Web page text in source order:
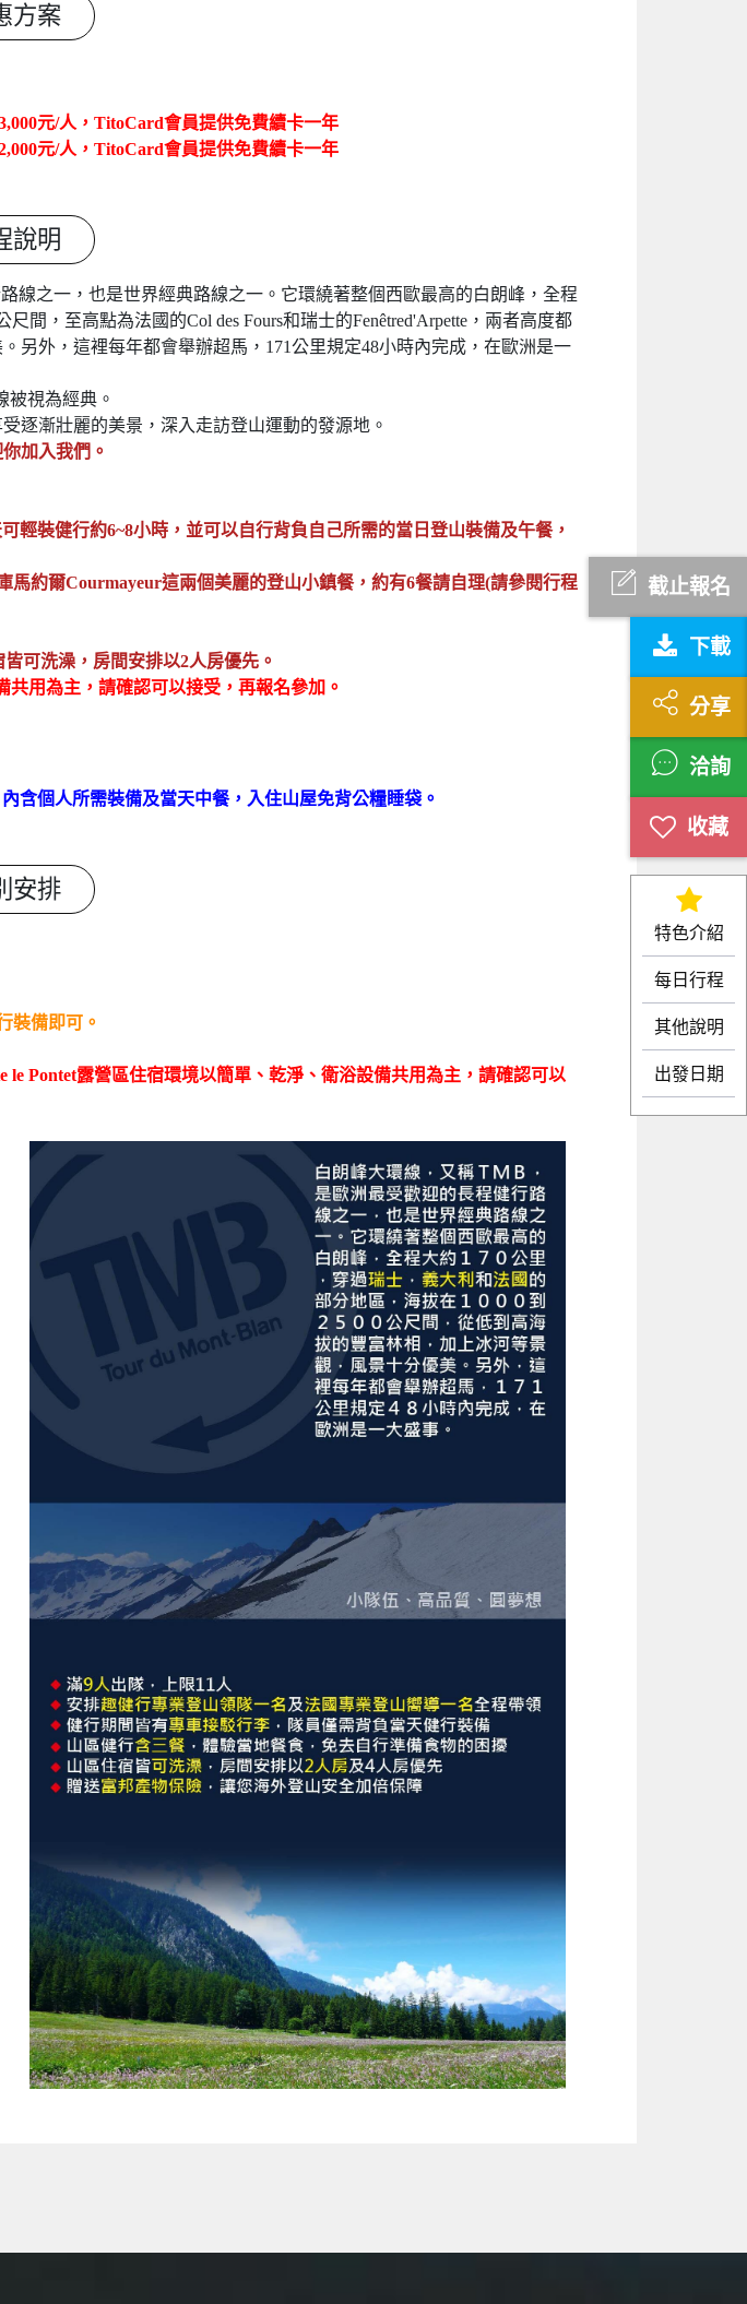
截止報名
下載
分享
洽詢
特色介紹
每日行程
其他說明
出發日期
方案
元/人，TitoCard會員提供免費續卡一年
元/人，TitoCard會員提供免費續卡一年
說明
線之一，也是世界經典路線之一。它環繞著整個西歐最高的白朗峰，全程
間，至高點為法國的Col des Fours和瑞士的Fenêtred'Arpette，兩者高度都
另外，這裡每年都會舉辦超馬，171公里規定48小時內完成，在歐洲是一
被視為經典。
逐漸壯麗的美景，深入走訪登山運動的發源地。
加入我們。
裝健行約6~8小時，並可以自行背負自己所需的當日登山裝備及午餐，
約爾Courmayeur這兩個美麗的登山小鎮餐，約有6餐請自理(請參閱行程
皆可洗澡，房間安排以2人房優先。
用為主，請確認可以接受，再報名參加。
含個人所需裝備及當天中餐，入住山屋免背公糧睡袋。
安排
裝備即可。
le Pontet露營區住宿環境以簡單、乾淨、衛浴設備共用為主，請確認可以